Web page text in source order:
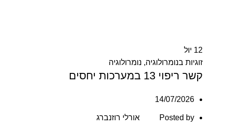
12 יול
זוגיות בנומרולוגיה, נומרולוגיה
קשר ריפוי 13 במערכות יחסים
14/07/2026
Posted by אורלי רוזנברג